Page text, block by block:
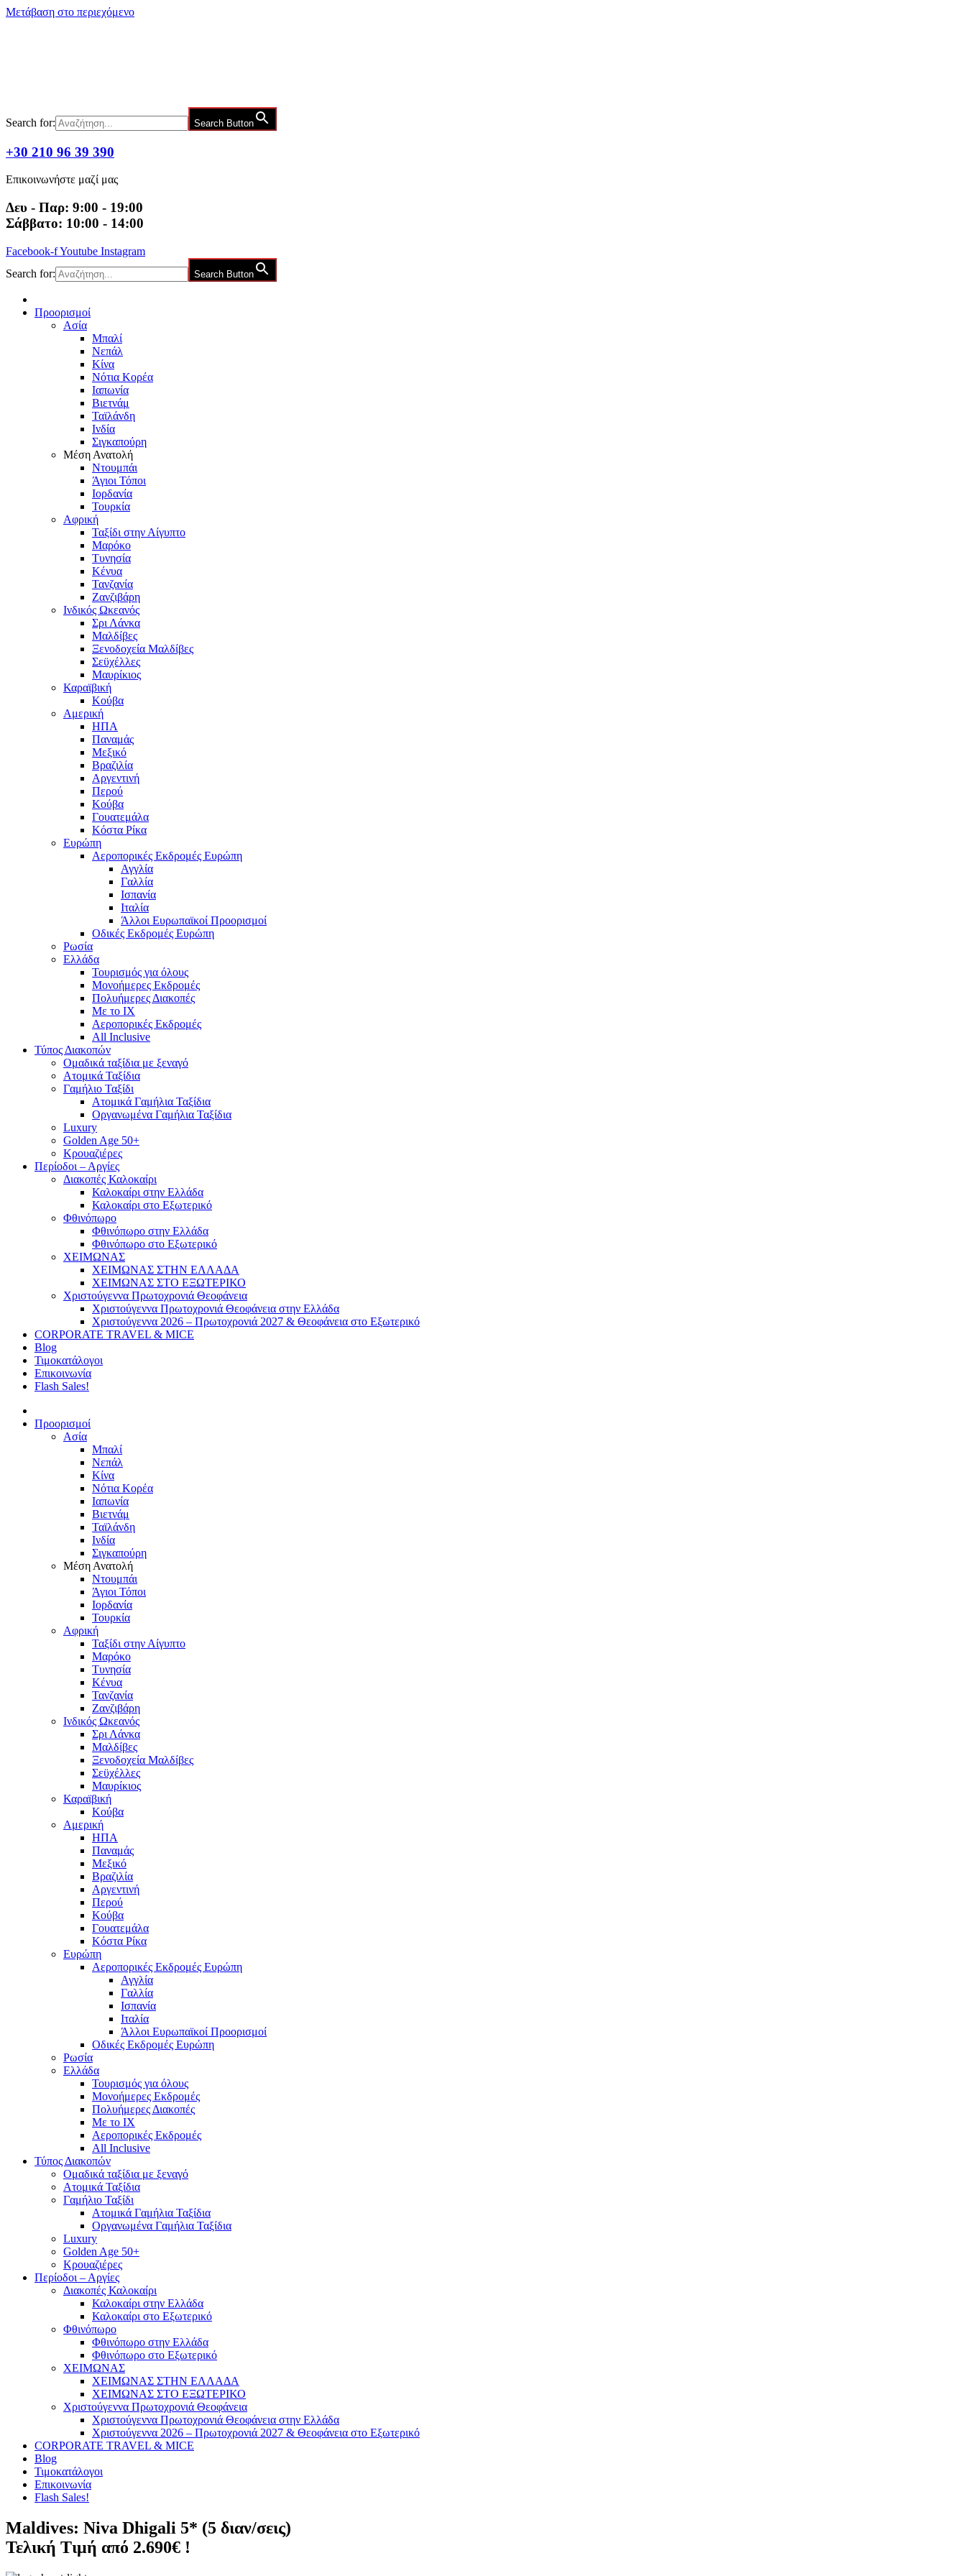
Μετάβαση στο περιεχόμενο
Search for: Search Button
+30 210 96 39 390
Επικοινωνήστε μαζί μας
Δευ - Παρ: 9:00 - 19:00
Σάββατο: 10:00 - 14:00
Facebook-fYoutube Instagram
Search for:
Search Button
Προορισμοί
Ασία
Μπαλί
Νεπάλ
Κίνα
Νότια Κορέα
Ιαπωνία
Βιετνάμ
Ταϊλάνδη
Ινδία
Σιγκαπούρη
Μέση Ανατολή
Ντουμπάι
Άγιοι Τόποι
Ιορδανία
Τουρκία
Αφρική
Ταξίδι στην Αίγυπτο
Μαρόκο
Τυνησία
Κένυα
Τανζανία
Ζανζιβάρη
Ινδικός Ωκεανός
Σρι Λάνκα
Μαλδίβες
Ξενοδοχεία Μαλδίβες
Σεϋχέλλες
Μαυρίκιος
Καραϊβική
Κούβα
Αμερική
ΗΠΑ
Παναμάς
Μεξικό
Βραζιλία
Αργεντινή
Περού
Κούβα
Γουατεμάλα
Κόστα Ρίκα
Ευρώπη
Αεροπορικές Εκδρομές Ευρώπη
Αγγλία
Γαλλία
Ισπανία
Ιταλία
Άλλοι Ευρωπαϊκοί Προορισμοί
Οδικές Εκδρομές Ευρώπη
Ρωσία
Ελλάδα
Τουρισμός για όλους
Mονοήμερες Εκδρομές
Πολυήμερες Διακοπές
Με το ΙΧ
Αεροπορικές Εκδρομές
All Inclusive
Τύπος Διακοπών
Ομαδικά ταξίδια με ξεναγό
Ατομικά Ταξίδια
Γαμήλιο Ταξίδι
Ατομικά Γαμήλια Ταξίδια
Οργανωμένα Γαμήλια Ταξίδια
Luxury
Golden Age 50+
Κρουαζιέρες
Περίοδοι – Αργίες
Διακοπές Καλοκαίρι
Καλοκαίρι στην Ελλάδα
Καλοκαίρι στο Εξωτερικό
Φθινόπωρο
Φθινόπωρο στην Ελλάδα
Φθινόπωρο στο Εξωτερικό
ΧΕΙΜΩΝΑΣ
ΧΕΙΜΩΝΑΣ ΣΤΗΝ ΕΛΛΑΔΑ
ΧΕΙΜΩΝΑΣ ΣΤΟ ΕΞΩΤΕΡΙΚΟ
Χριστούγεννα Πρωτοχρονιά Θεοφάνεια
Χριστούγεννα Πρωτοχρονιά Θεοφάνεια στην Ελλάδα
Χριστούγεννα 2026 – Πρωτοχρονιά 2027 & Θεοφάνεια στο Εξωτερικό
CORPORATE TRAVEL & MICE
Blog
Τιμοκατάλογοι
Επικοινωνία
Flash Sales!
Προορισμοί
Ασία
Μπαλί
Νεπάλ
Κίνα
Νότια Κορέα
Ιαπωνία
Βιετνάμ
Ταϊλάνδη
Ινδία
Σιγκαπούρη
Μέση Ανατολή
Ντουμπάι
Άγιοι Τόποι
Ιορδανία
Τουρκία
Αφρική
Ταξίδι στην Αίγυπτο
Μαρόκο
Τυνησία
Κένυα
Τανζανία
Ζανζιβάρη
Ινδικός Ωκεανός
Σρι Λάνκα
Μαλδίβες
Ξενοδοχεία Μαλδίβες
Σεϋχέλλες
Μαυρίκιος
Καραϊβική
Κούβα
Αμερική
ΗΠΑ
Παναμάς
Μεξικό
Βραζιλία
Αργεντινή
Περού
Κούβα
Γουατεμάλα
Κόστα Ρίκα
Ευρώπη
Αεροπορικές Εκδρομές Ευρώπη
Αγγλία
Γαλλία
Ισπανία
Ιταλία
Άλλοι Ευρωπαϊκοί Προορισμοί
Οδικές Εκδρομές Ευρώπη
Ρωσία
Ελλάδα
Τουρισμός για όλους
Mονοήμερες Εκδρομές
Πολυήμερες Διακοπές
Με το ΙΧ
Αεροπορικές Εκδρομές
All Inclusive
Τύπος Διακοπών
Ομαδικά ταξίδια με ξεναγό
Ατομικά Ταξίδια
Γαμήλιο Ταξίδι
Ατομικά Γαμήλια Ταξίδια
Οργανωμένα Γαμήλια Ταξίδια
Luxury
Golden Age 50+
Κρουαζιέρες
Περίοδοι – Αργίες
Διακοπές Καλοκαίρι
Καλοκαίρι στην Ελλάδα
Καλοκαίρι στο Εξωτερικό
Φθινόπωρο
Φθινόπωρο στην Ελλάδα
Φθινόπωρο στο Εξωτερικό
ΧΕΙΜΩΝΑΣ
ΧΕΙΜΩΝΑΣ ΣΤΗΝ ΕΛΛΑΔΑ
ΧΕΙΜΩΝΑΣ ΣΤΟ ΕΞΩΤΕΡΙΚΟ
Χριστούγεννα Πρωτοχρονιά Θεοφάνεια
Χριστούγεννα Πρωτοχρονιά Θεοφάνεια στην Ελλάδα
Χριστούγεννα 2026 – Πρωτοχρονιά 2027 & Θεοφάνεια στο Εξωτερικό
CORPORATE TRAVEL & MICE
Blog
Τιμοκατάλογοι
Επικοινωνία
Flash Sales!
Maldives: Niva Dhigali 5* (5 διαν/σεις)
Τελική Τιμή από 2.690€ !